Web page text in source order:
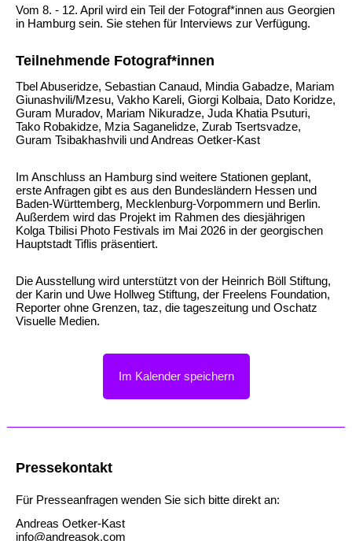
Vom 8. - 12. April wird ein Teil der Fotograf*innen aus Georgien
in Hamburg sein. Sie stehen für Interviews zur Verfügung.
Teilnehmende Fotograf*innen
Tbel Abuseridze, Sebastian Canaud, Mindia Gabadze, Mariam
Giunashvili/Mzesu, Vakho Kareli, Giorgi Kolbaia, Dato Koridze,
Guram Muradov, Mariam Nikuradze, Juda Khatia Psuturi,
Tako Robakidze, Mzia Saganelidze, Zurab Tsertsvadze,
Guram Tsibakhashvili und Andreas Oetker‐Kast
Im Anschluss an Hamburg sind weitere Stationen geplant,
erste Anfragen gibt es aus den Bundesländern Hessen und
Baden-Württemberg, Mecklenburg-Vorpommern und Berlin.
Außerdem wird das Projekt im Rahmen des diesjährigen
Kolga Tbilisi Photo Festivals im Mai 2026 in der georgischen
Hauptstadt Tiflis präsentiert.
Die Ausstellung wird unterstützt von der Heinrich Böll Stiftung,
der Karin und Uwe Hollweg Stiftung, der Freelens Foundation,
Reporter ohne Grenzen, taz, die tageszeitung und Oschatz
Visuelle Medien.
Im Kalender speichern
Pressekontakt
Für Presseanfragen wenden Sie sich bitte direkt an:
Andreas Oetker‐Kast
info@andreasok.com